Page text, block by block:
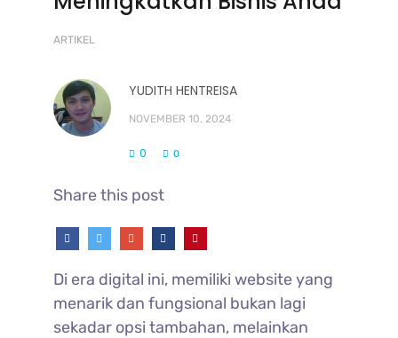
ARTIKEL
YUDITH HENTREISA
NOVEMBER 10, 2024
0 0
Share this post
Di era digital ini, memiliki website yang
menarik dan fungsional bukan lagi
sekadar opsi tambahan, melainkan